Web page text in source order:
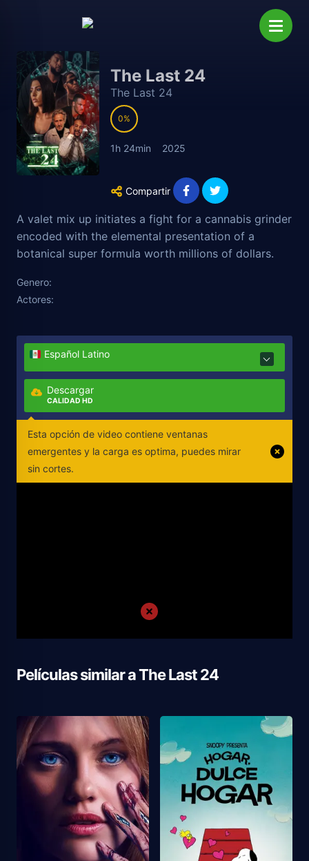
The Last 24
The Last 24
0
1h 24min 2025
Compartir
A valet mix up initiates a fight for a cannabis grinder
encoded with the elemental presentation of a
botanical super formula worth millions of dollars.
Genero:
Actores:
Español Latino
Descargar
CALIDAD HD
Esta opción de video contiene ventanas
emergentes y la carga es optima, puedes mirar
sin cortes.
Películas similar aThe Last 24